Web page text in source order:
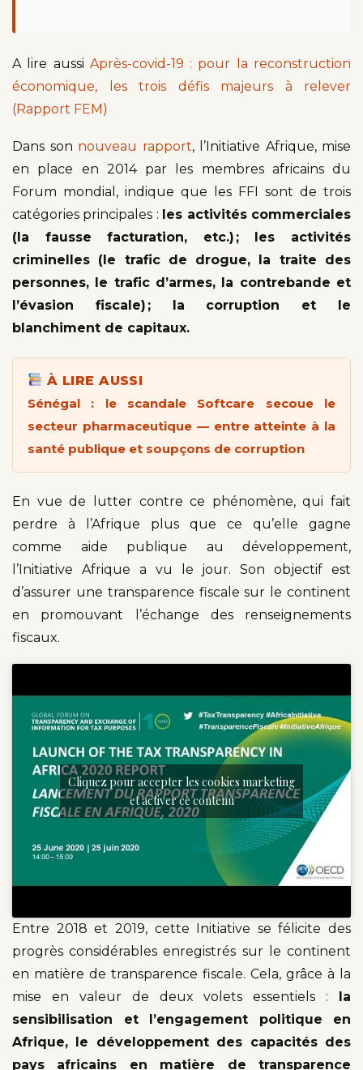
A lire aussi Après-covid-19 : pour la reconstruction
économique, les trois défis majeurs à relever
(Rapport FEM)
Dans son nouveau rapport, l’Initiative Afrique, mise
en place en 2014 par les membres africains du
Forum mondial, indique que les FFI sont de trois
catégories principales : les activités commerciales
(la fausse facturation, etc.) ; les activités
criminelles (le trafic de drogue, la traite des
personnes, le trafic d’armes, la contrebande et
l’évasion fiscale) ; la corruption et le
blanchiment de capitaux.
À LIRE AUSSI
Sénégal : le scandale Softcare secoue le
secteur pharmaceutique — entre atteinte à la
santé publique et soupçons de corruption
En vue de lutter contre ce phénomène, qui fait
perdre à l’Afrique plus que ce qu’elle gagne
comme aide publique au développement,
l’Initiative Afrique a vu le jour. Son objectif est
d’assurer une transparence fiscale sur le continent
en promouvant l’échange des renseignements
fiscaux.
Cliquez pour accepter les cookies marketing
et activer ce contenu
Entre 2018 et 2019, cette Initiative se félicite des
progrès considérables enregistrés sur le continent
en matière de transparence fiscale. Cela, grâce à la
mise en valeur de deux volets essentiels :
la
sensibilisation et l’engagement politique en
Afrique, le développement des capacités des
pays africains en matière de transparence